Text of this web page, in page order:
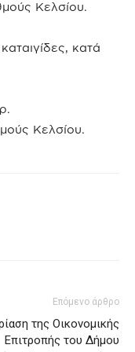
Κελσίου.
κατά
Κελσίου.
Επόμενο άρθρο
της Οικονομικής
Επιτροπής του Δήμου